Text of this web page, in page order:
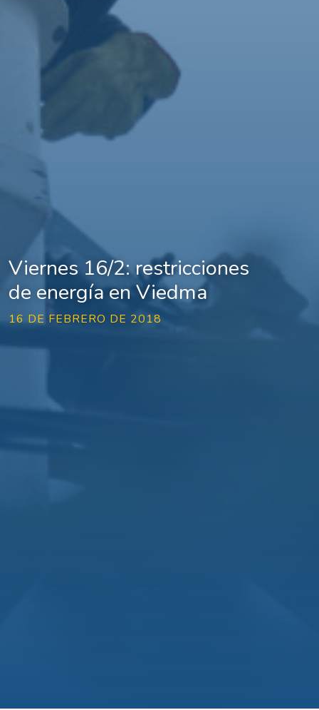
Viernes 16/2: restricciones
de energía en Viedma
16 DE FEBRERO DE 2018